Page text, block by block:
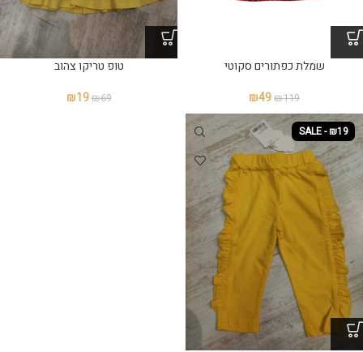
שמלת כפתורים סקוטי
₪119
₪49
₪69
₪19
SALE - ₪19